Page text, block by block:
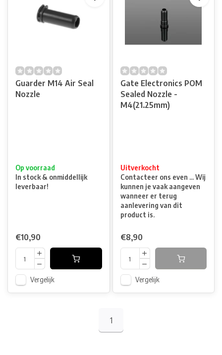
Guarder M14 Air Seal
Nozzle
Op voorraad
In stock & onmiddellijk
leverbaar!
€10,90
Vergelijk
Gate Electronics POM
Sealed Nozzle -
M4(21.25mm)
Uitverkocht
Contacteer ons even ... Wij
kunnen je vaak aangeven
wanneer er terug
aanlevering van dit
product is.
€8,90
Vergelijk
1